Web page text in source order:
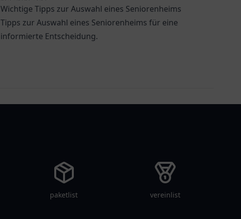
Wichtige Tipps zur Auswahl eines Seniorenheims
Tipps zur Auswahl eines Seniorenheims für eine
informierte Entscheidung.
paketlist vereinlist